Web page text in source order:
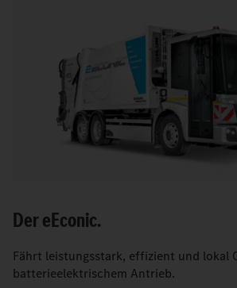
DereEconic.
Fährt leistungsstark, effizient und lokal
batterieelektrischem Antrieb.